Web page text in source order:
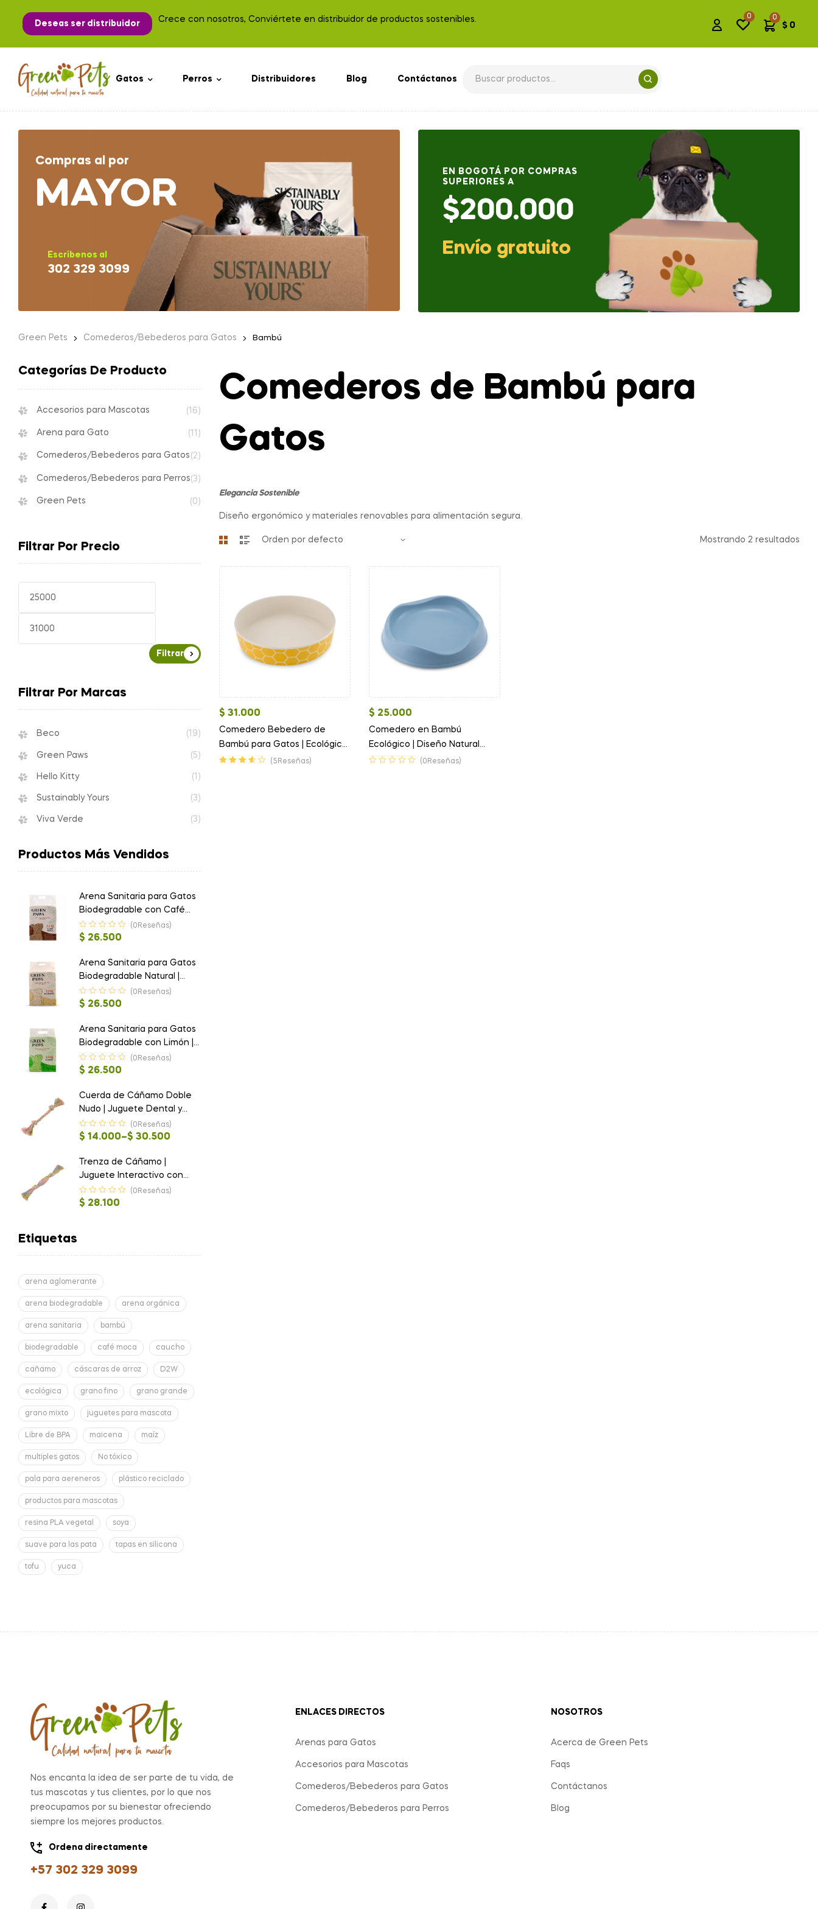
Deseas ser distribuidor Crece con nosotros, Conviértete en distribuidor de productos sostenibles. 0 0
$ 0
Gatos Perros Distribuidores Blog Contáctanos
MAYOR
Compras al por
Escríbenos al
302 329 3099
EN BOGOTÁ POR COMPRAS
SUPERIORES A
$200.000
Envío gratuito
Green Pets Comederos/Bebederos para Gatos Bambú
Comederos de Bambú para
Gatos
Elegancia Sostenible
Diseño ergonómico y materiales renovables para alimentación segura.
Mostrando 2 resultados
$ 31.000
Comedero Bebedero de
Bambú para Gatos | Ecológico
y 2 en 1
(5Reseñas)
$ 25.000
Comedero en Bambú
Ecológico | Diseño Natural
para Gatos
(0Reseñas)
Categorías De Producto
Accesorios para Mascotas (16)
Arena para Gato (11)
Comederos/Bebederos para Gatos (2)
Comederos/Bebederos para Perros(3)
Green Pets (0)
Filtrar Por Precio
Filtrar
Filtrar Por Marcas
Beco (19)
Green Paws (5)
Hello Kitty (1)
Sustainably Yours (3)
Viva Verde (3)
Productos Más Vendidos
Arena Sanitaria para Gatos
Biodegradable con Café
Moca | Green Paws
(0Reseñas)
$ 26.500
Arena Sanitaria para Gatos
Biodegradable Natural |
Green Paws (0Reseñas)
$ 26.500
Arena Sanitaria para Gatos
Biodegradable con Limón |
Green Paws (0Reseñas)
$ 26.500
Cuerda de Cáñamo Doble
Nudo | Juguete Dental y
Ecológico para Perros
(0Reseñas)
$ 14.000–$ 30.500
Trenza de Cáñamo |
Juguete Interactivo con
Sonido y Beneficio Dental
(0Reseñas)
$ 28.100
Etiquetas
arena aglomerante
arena biodegradable arena orgánica
arena sanitaria bambú
biodegradable café moca caucho
cañamo cáscaras de arroz D2W
ecológica grano fino grano grande
grano mixto juguetes para mascota
Libre de BPA maicena maíz
multiples gatos No tóxico
pala para aereneros plástico reciclado
productos para mascotas
resina PLA vegetal soya
suave para las pata tapas en silicona
tofu yuca
Nos encanta la idea de ser parte de tu vida, de
tus mascotas y tus clientes, por lo que nos
preocupamos por su bienestar ofreciendo
siempre los mejores productos.
Ordena directamente
+57 302 329 3099
ENLACES DIRECTOS
Arenas para Gatos
Accesorios para Mascotas
Comederos/Bebederos para Gatos
Comederos/Bebederos para Perros
NOSOTROS
Acerca de Green Pets
Faqs
Contáctanos
Blog